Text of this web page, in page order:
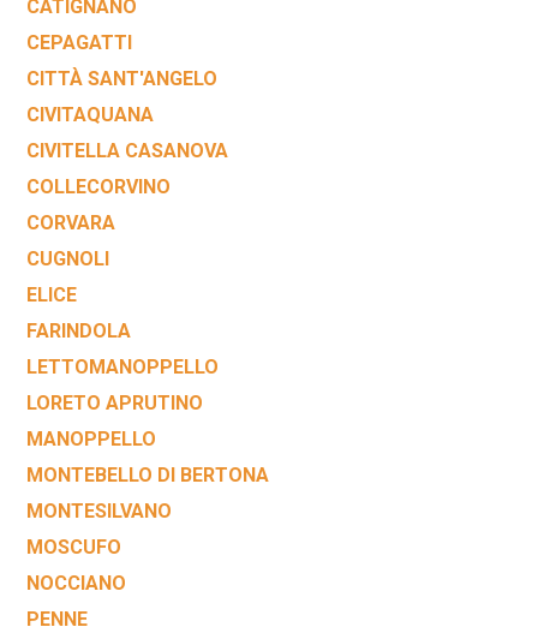
CATIGNANO
CEPAGATTI
CITTÀ SANT'ANGELO
CIVITAQUANA
CIVITELLA CASANOVA
COLLECORVINO
CORVARA
CUGNOLI
ELICE
FARINDOLA
LETTOMANOPPELLO
LORETO APRUTINO
MANOPPELLO
MONTEBELLO DI BERTONA
MONTESILVANO
MOSCUFO
NOCCIANO
PENNE